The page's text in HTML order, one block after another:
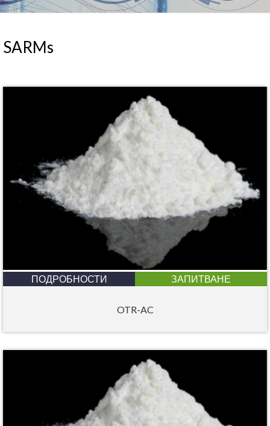
SARMs
ПОДРОБНОСТИ ЗАПИТВАНЕ
OTR-AC